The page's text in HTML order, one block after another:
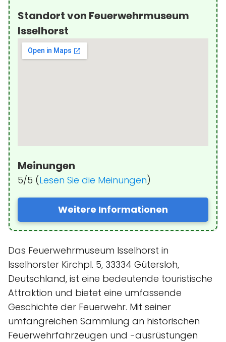
Standort von Feuerwehrmuseum
Isselhorst
Meinungen
5/5 (Lesen Sie die Meinungen)
Weitere Informationen
Das Feuerwehrmuseum Isselhorst in
Isselhorster Kirchpl. 5, 33334 Gütersloh,
Deutschland, ist eine bedeutende touristische
Attraktion und bietet eine umfassende
Geschichte der Feuerwehr. Mit seiner
umfangreichen Sammlung an historischen
Feuerwehrfahrzeugen und -ausrüstungen